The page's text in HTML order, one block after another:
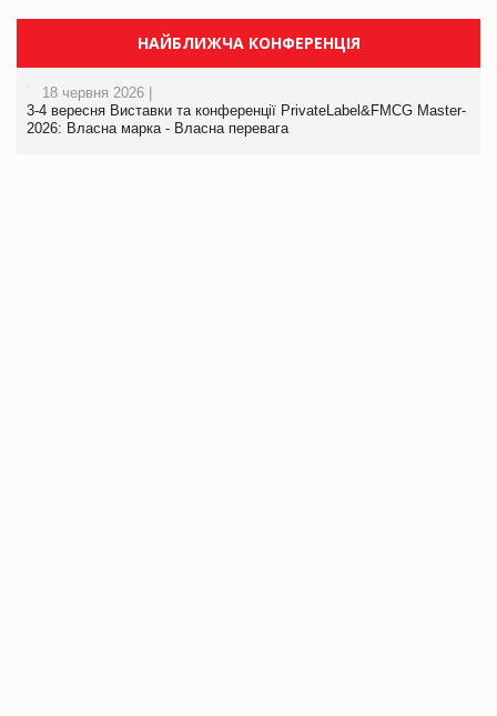
НАЙБЛИЖЧА КОНФЕРЕНЦІЯ
18 червня 2026 |
3-4 вересня Виставки та конференції PrivateLabel&FMCG Master-
2026: Власна марка - Власна перевага